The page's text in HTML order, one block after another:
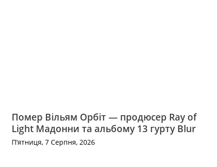
Помер Вільям Орбіт — продюсер Ray of
Light Мадонни та альбому 13 гурту Blur
П’ятниця, 7 Серпня, 2026